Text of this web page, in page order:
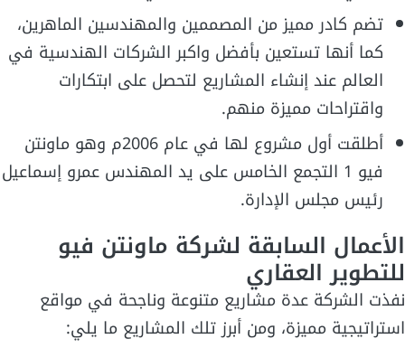
تضم كادر مميز من المصممين والمهندسين الماهرين،
كما أنها تستعين بأفضل واكبر الشركات الهندسية في
العالم عند إنشاء المشاريع لتحصل على ابتكارات
واقتراحات مميزة منهم.
أطلقت أول مشروع لها في عام 2006م وهو ماونتن
فيو 1 التجمع الخامس على يد المهندس عمرو إسماعيل
رئيس مجلس الإدارة.
الأعمال السابقة لشركة ماونتن فيو
للتطوير العقاري
نفذت الشركة عدة مشاريع متنوعة وناجحة في مواقع
استراتيجية مميزة، ومن أبرز تلك المشاريع ما يلي: